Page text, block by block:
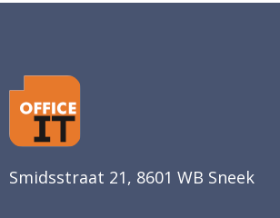
Smidsstraat 21, 8601 WB Sneek